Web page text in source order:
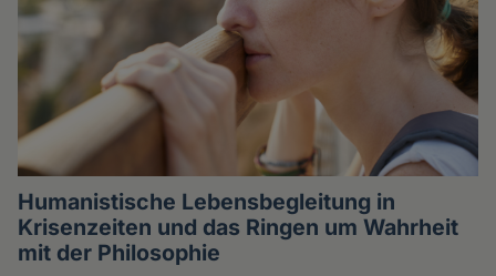
Humanistische Lebensbegleitung in
Krisenzeiten und das Ringen um Wahrheit
mit der Philosophie